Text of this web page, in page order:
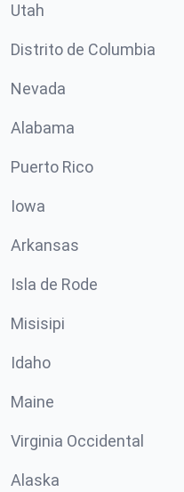
Utah
Distrito de Columbia
Nevada
Alabama
Puerto Rico
Iowa
Arkansas
Isla de Rode
Misisipi
Idaho
Maine
Virginia Occidental
Alaska